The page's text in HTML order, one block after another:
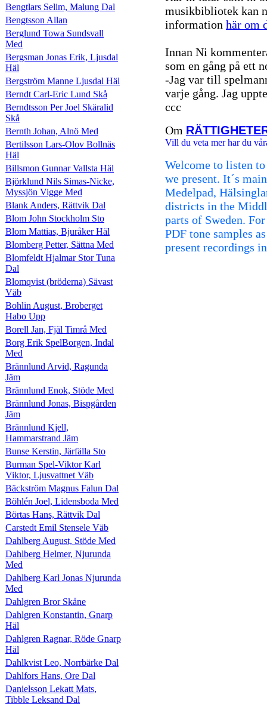
Bengtlars Selim, Malung Dal
Bengtsson Allan
Berglund Towa Sundsvall
Med
Bergsman Jonas Erik, Ljusdal
Häl
Bergström Manne Ljusdal Häl
Berndt Carl-Eric Lund Skå
Berndtsson Per Joel Skäralid
Skå
Bernth Johan, Alnö Med
Bertilsson Lars-Olov Bollnäs
Häl
Billsmon Gunnar Vallsta Häl
Björklund Nils Simas-Nicke,
Myssjön Vigge Med
Blank Anders, Rättvik Dal
Blom John Stockholm Sto
Blom Mattias, Bjuråker Häl
Blomberg Petter, Sättna Med
Blomfeldt Hjalmar Stor Tuna
Dal
Blomqvist (bröderna) Sävast
Väb
Bohlin August, Broberget
Habo Upp
Borell Jan, Fjäl Timrå Med
Borg Erik SpelBorgen, Indal
Med
Brännlund Arvid, Ragunda
Jäm
Brännlund Enok, Stöde Med
Brännlund Jonas, Bispgården
Jäm
Brännlund Kjell,
Hammarstrand Jäm
Bunse Kerstin, Järfälla Sto
Burman Spel-Viktor Karl
Viktor, Ljusvattnet Väb
Bäckström Magnus Falun Dal
Böhlén Joel, Lidensboda Med
Börtas Hans, Rättvik Dal
Carstedt Emil Stensele Väb
Dahlberg August, Stöde Med
Dahlberg Helmer, Njurunda
Med
Dahlberg Karl Jonas Njurunda
Med
Dahlgren Bror Skåne
Dahlgren Konstantin, Gnarp
Häl
Dahlgren Ragnar, Röde Gnarp
Häl
Dahlkvist Leo, Norrbärke Dal
Dahlfors Hans, Ore Dal
Danielsson Lekatt Mats,
Tibble Leksand Dal
musikbibliotek kan
information här om
Innan Ni
som en gång på ett
-Jag var till
varje gång. Jag
ccc
Om
Vill du veta mer har du
Welcome to listen
we present. It´s
Medelpad,
districts in the
parts of Sweden.
PDF tone samples
present recordings